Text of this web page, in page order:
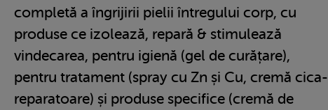
completă a îngrijirii pielii întregului corp, cu
produse ce izolează, repară & stimulează
vindecarea, pentru igienă (gel de curățare),
pentru tratament (spray cu Zn și Cu, cremă cica-
reparatoare) și produse specifice (cremă de